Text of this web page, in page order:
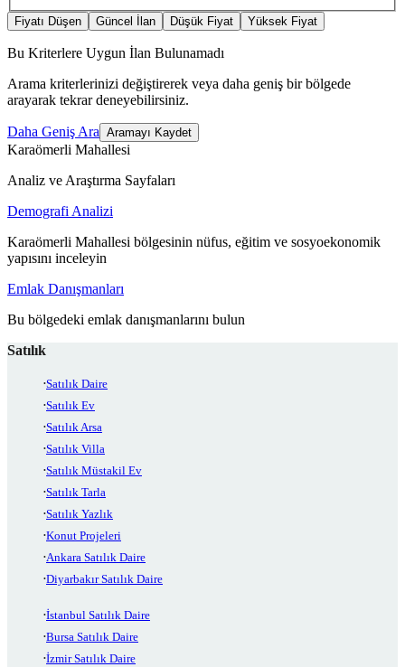
Fiyatı Düşen Güncel İlan Düşük Fiyat Yüksek Fiyat
Bu Kriterlere Uygun İlan Bulunamadı
Arama kriterlerinizi değiştirerek veya daha geniş bir bölgede
arayarak tekrar deneyebilirsiniz.
Daha Geniş Ara Aramayı Kaydet
Karaömerli Mahallesi
Analiz ve Araştırma Sayfaları
Demografi Analizi
Karaömerli Mahallesi bölgesinin nüfus, eğitim ve sosyoekonomik
yapısını inceleyin
Emlak Danışmanları
Bu bölgedeki emlak danışmanlarını bulun
Satılık
Satılık Daire
Satılık Ev
Satılık Arsa
Satılık Villa
Satılık Müstakil Ev
Satılık Tarla
Satılık Yazlık
Konut Projeleri
Ankara Satılık Daire
Diyarbakır Satılık Daire
İstanbul Satılık Daire
Bursa Satılık Daire
İzmir Satılık Daire